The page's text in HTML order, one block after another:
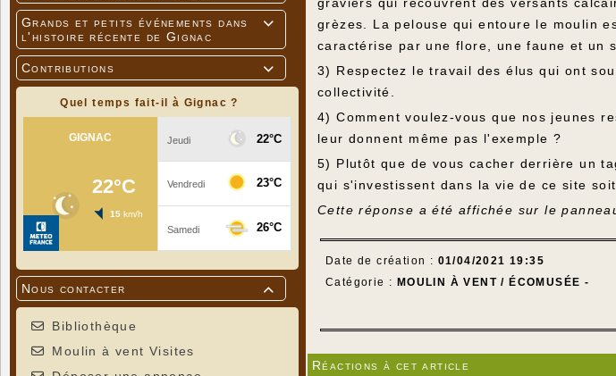

Grands et petits événements dans
l'histoire récente de Gignac

Contributions
Quel temps fait-il à Gignac ?

Nous contacter
Bibliothèque
Moulin à vent Visites
grèzes. La pelouse qui entoure le moulin
caractérise par une flore, une faune et un
3) Respectez le travail des élus qui ont
collectivité.
4) Comment voulez-vous que nos jeunes
leur donnent même pas l'exemple ?
5) Plutôt que de vous cacher derrière un
qui s'investissent dans la vie de ce site
Cette réponse a été affichée sur le
Date de création : 01/04/2021 19:35
Catégorie : MOULIN À VENT / ÉCOMUSÉE -
Réactions à cet article